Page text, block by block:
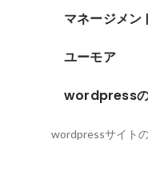
マネージメン
ユーモア
wordpressの